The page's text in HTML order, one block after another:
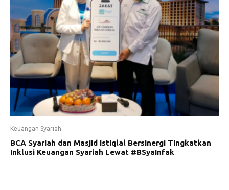
Keuangan Syariah
BCA Syariah dan Masjid Istiqlal Bersinergi Tingkatkan
Inklusi Keuangan Syariah Lewat #BSyaInfak